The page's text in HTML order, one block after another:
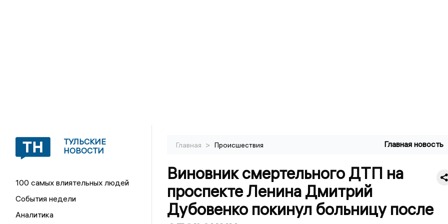
ТУЛЬСКИЕ
НОВОСТИ
100 самых влиятельных людей
События недели
Аналитика
Главная > Происшествия Главная новость
Виновник смертельного ДТП на
проспекте Ленина Дмитрий
Дубовенко покинул больницу после